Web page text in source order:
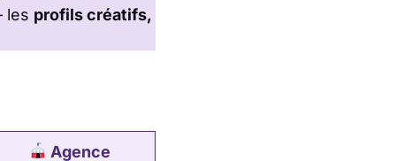
les profils créatifs,
Agence